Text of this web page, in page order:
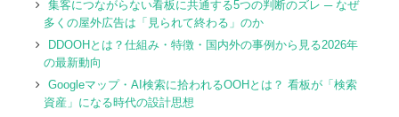
集客につながらない看板に共通する5つの判断のズレ ─ なぜ
多くの屋外広告は「見られて終わる」のか
DDOOHとは？仕組み・特徴・国内外の事例から見る2026年
の最新動向
Googleマップ・AI検索に拾われるOOHとは？ 看板が「検索
資産」になる時代の設計思想